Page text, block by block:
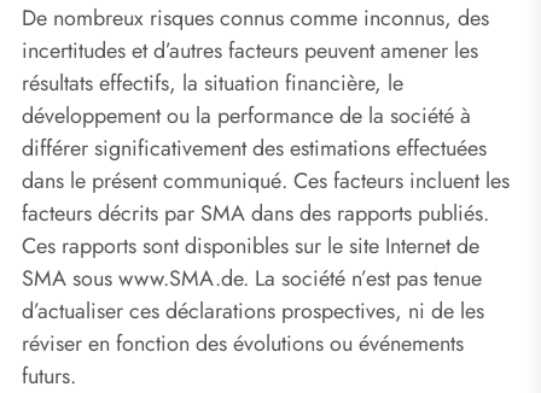
De nombreux risques connus comme inconnus, des
incertitudes et d’autres facteurs peuvent amener les
résultats effectifs, la situation financière, le
développement ou la performance de la société à
différer significativement des estimations effectuées
dans le présent communiqué. Ces facteurs incluent les
facteurs décrits par SMA dans des rapports publiés.
Ces rapports sont disponibles sur le site Internet de
SMA sous www.SMA.de. La société n’est pas tenue
d’actualiser ces déclarations prospectives, ni de les
réviser en fonction des évolutions ou événements
futurs.